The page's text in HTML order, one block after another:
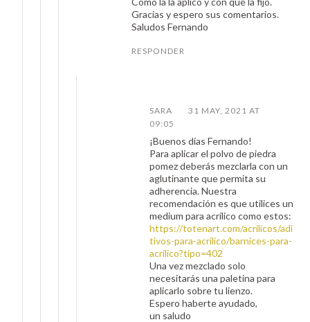
Gracias y espero sus comentarios.
Saludos Fernando
RESPONDER
SARA
31 MAY, 2021 AT
09:05
¡Buenos días Fernando!
Para aplicar el polvo de piedra
pomez deberás mezclarla con un
aglutinante que permita su
adherencia. Nuestra
recomendación es que utilices un
medium para acrílico como estos:
https://totenart.com/acrilicos/adi
tivos-para-acrilico/barnices-para-
acrilico?tipo=402
Una vez mezclado solo
necesitarás una paletina para
aplicarlo sobre tu lienzo.
Espero haberte ayudado,
un saludo